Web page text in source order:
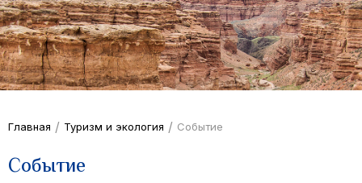
Главная / Туризм и экология / Событие
Событие